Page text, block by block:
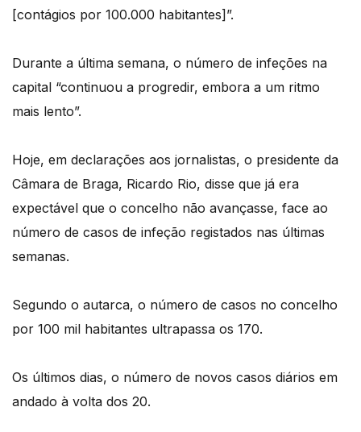
[contágios por 100.000 habitantes]”.
Durante a última semana, o número de infeções na
capital “continuou a progredir, embora a um ritmo
mais lento”.
Hoje, em declarações aos jornalistas, o presidente da
Câmara de Braga, Ricardo Rio, disse que já era
expectável que o concelho não avançasse, face ao
número de casos de infeção registados nas últimas
semanas.
Segundo o autarca, o número de casos no concelho
por 100 mil habitantes ultrapassa os 170.
Os últimos dias, o número de novos casos diários em
andado à volta dos 20.